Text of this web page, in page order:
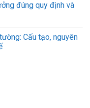
đúng quy định và
Cấu tạo, nguyên